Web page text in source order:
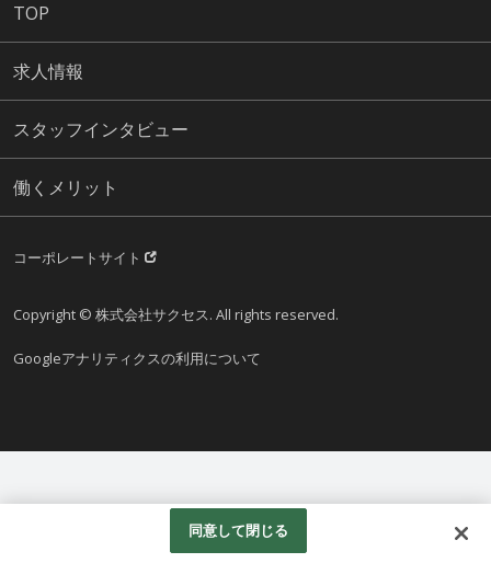
TOP
求人情報
スタッフインタビュー
働くメリット
コーポレートサイト
Copyright © 株式会社サクセス. All rights reserved.
Googleアナリティクスの利用について
同意して閉じる